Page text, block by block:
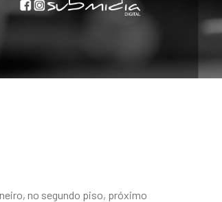
no segundo piso, próximo